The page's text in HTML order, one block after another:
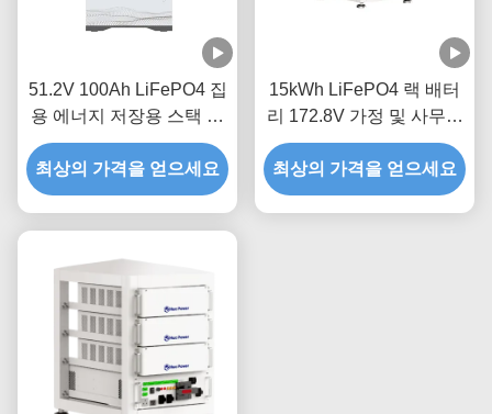
51.2V 100Ah LiFePO4 집
용 에너지 저장용 스택 가
능한 배터리 팩
최상의 가격을 얻으세요
15kWh LiFePO4 랙 배터
리 172.8V 가정 및 사무실
용 상업용 ESS
최상의 가격을 얻으세요